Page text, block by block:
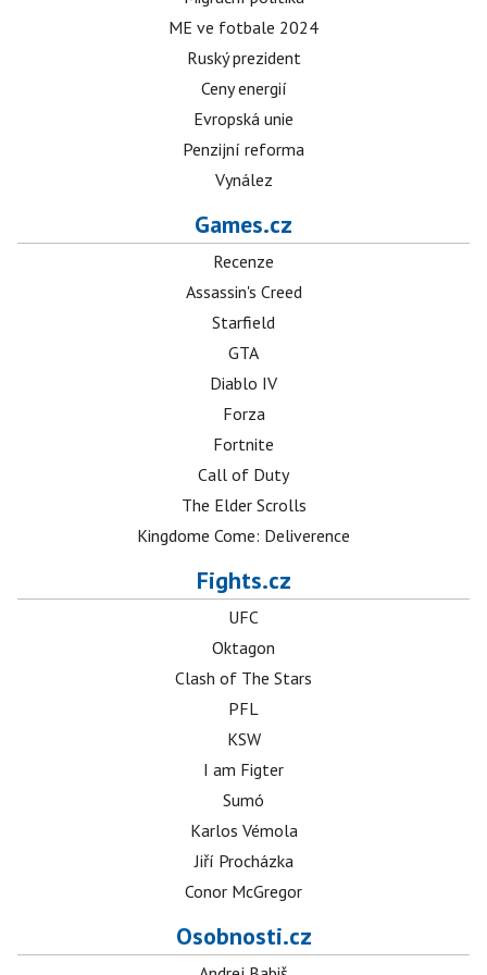
ME ve fotbale 2024
Ruský prezident
Ceny energií
Evropská unie
Penzijní reforma
Vynález
Games.cz
Recenze
Assassin's Creed
Starfield
GTA
Diablo IV
Forza
Fortnite
Call of Duty
The Elder Scrolls
Kingdome Come: Deliverence
Fights.cz
UFC
Oktagon
Clash of The Stars
PFL
KSW
I am Figter
Sumó
Karlos Vémola
Jiří Procházka
Conor McGregor
Osobnosti.cz